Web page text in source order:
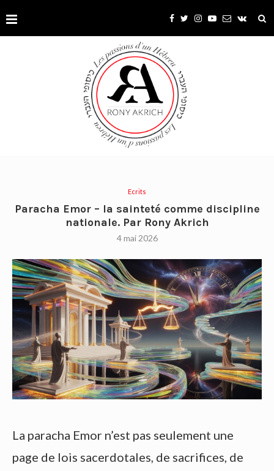
Ecrits
Paracha Emor – la sainteté comme discipline
nationale. Par Rony Akrich
4 mai 2026
La paracha Emor n’est pas seulement une
page de lois sacerdotales, de sacrifices, de